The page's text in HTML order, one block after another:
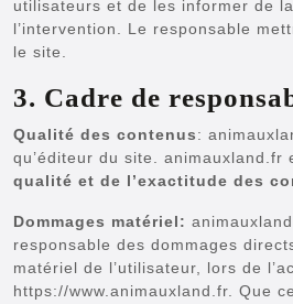
utilisateurs et de les informer de
l’intervention. Le responsable
le site.
3. Cadre de
Qualité des contenus:
qu’éditeur du site. animauxland.fr
qualité et de l’exactitude des
Dommages matériel:
responsable des dommages
matériel de l’utilisateur, lors de
https://www.animauxland.fr. Que